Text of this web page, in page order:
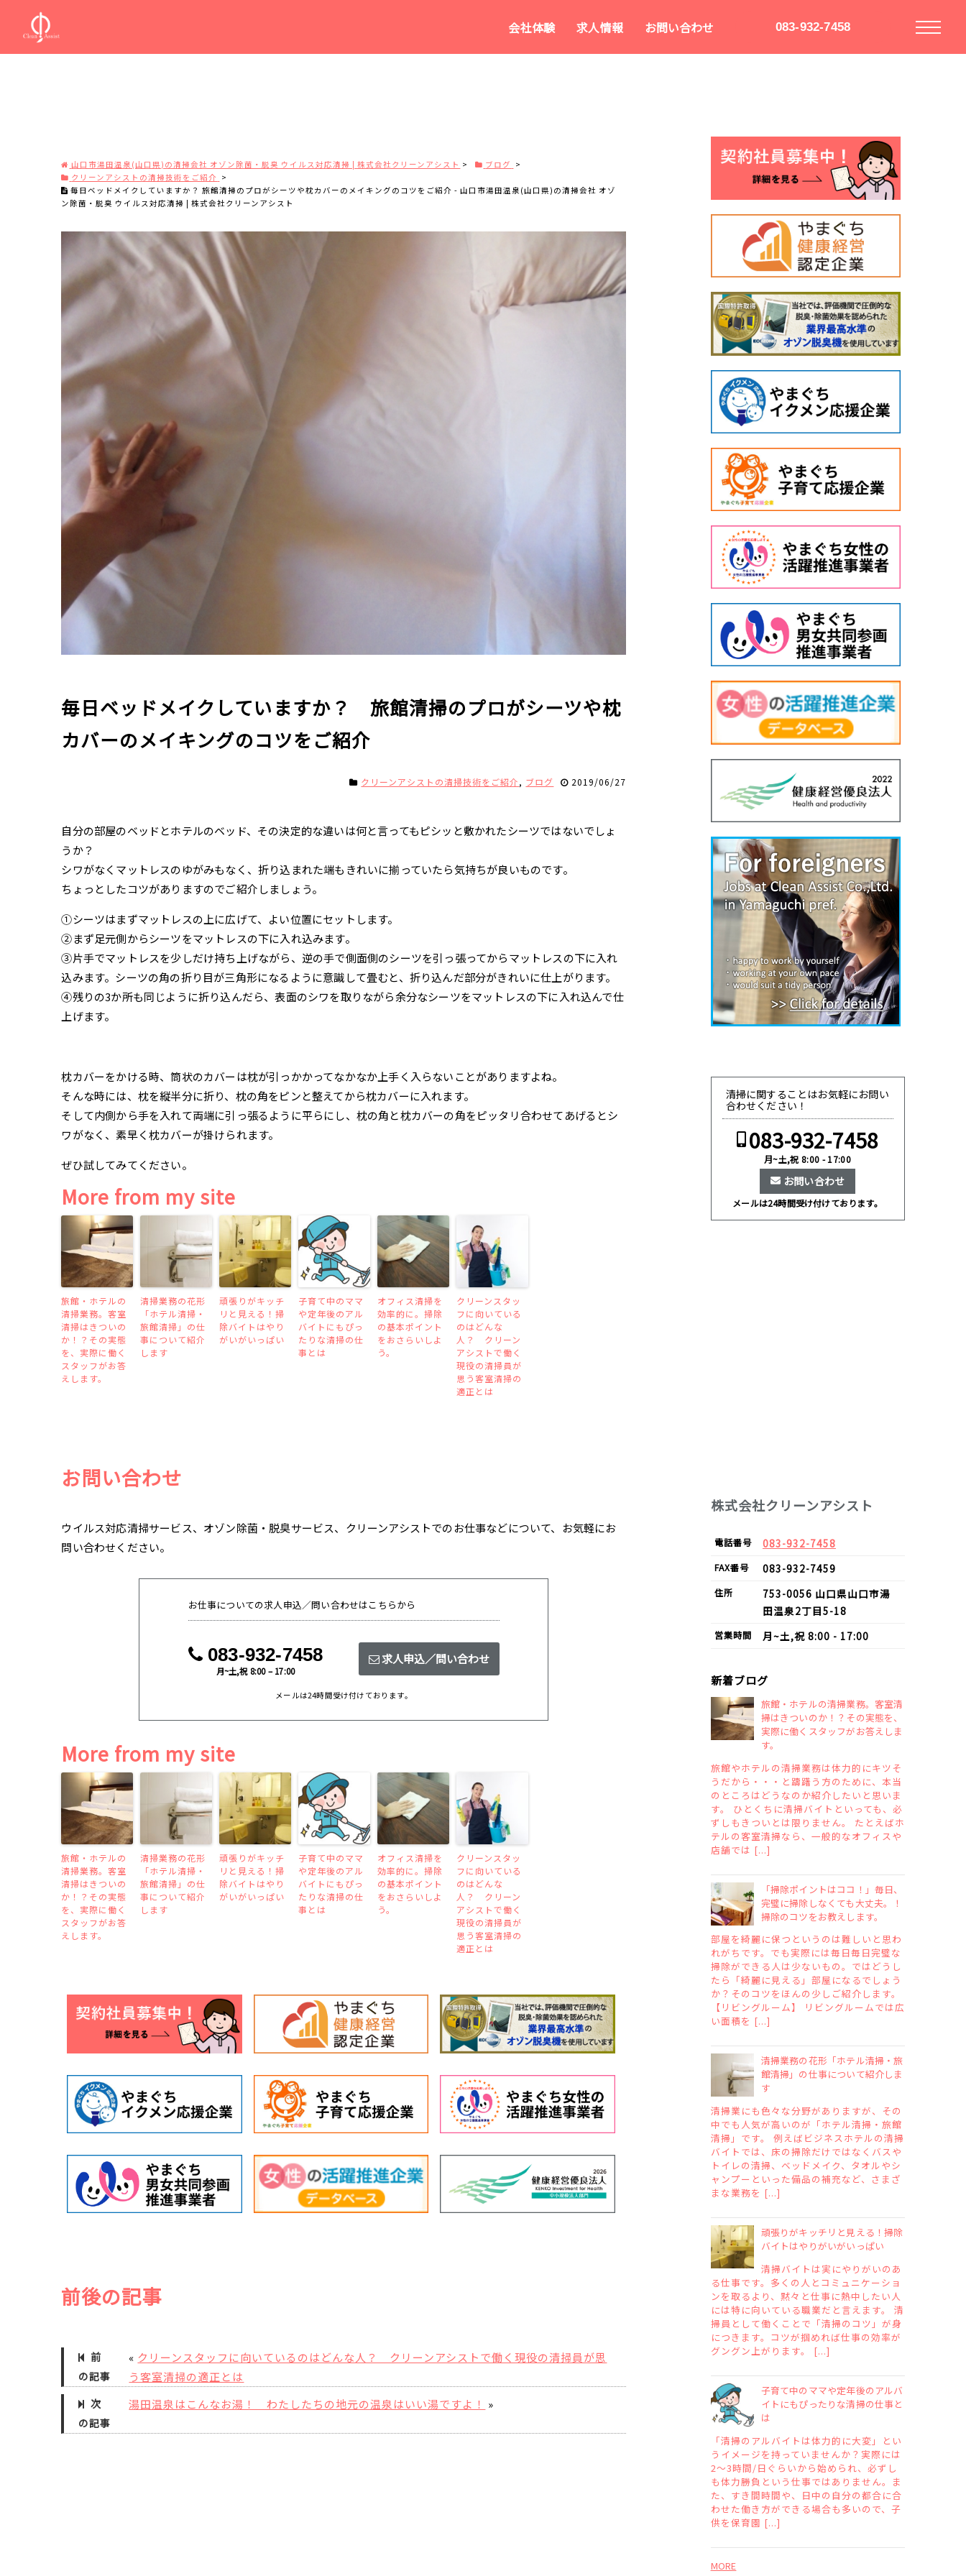
083-932-7458
会社体験 求人情報 お問い合わせ
山口市湯田温泉(山口県)の清掃会社 オゾン除菌・脱臭 ウイルス対応清掃 | 株式会社クリーンアシスト > ブログ >
クリーンアシストの清掃技術をご紹介 >
毎日ベッドメイクしていますか？ 旅館清掃のプロがシーツや枕カバーのメイキングのコツをご紹介 - 山口市湯田温泉(山口県)の清掃会社 オゾ
ン除菌・脱臭 ウイルス対応清掃 | 株式会社クリーンアシスト
毎日ベッドメイクしていますか？ 旅館清掃のプロがシーツや枕
カバーのメイキングのコツをご紹介
2019/06/27
クリーンアシストの清掃技術をご紹介, ブログ
自分の部屋のベッドとホテルのベッド、その決定的な違いは何と言ってもピシッと敷かれたシーツではないでしょ
うか？
シワがなくマットレスのゆがみもなく、折り込まれた端もきれいに揃っていたら気持ちが良いものです。
ちょっとしたコツがありますのでご紹介しましょう。
①シーツはまずマットレスの上に広げて、よい位置にセットします。
②まず足元側からシーツをマットレスの下に入れ込みます。
③片手でマットレスを少しだけ持ち上げながら、逆の手で側面側のシーツを引っ張ってからマットレスの下に入れ
込みます。シーツの角の折り目が三角形になるように意識して畳むと、折り込んだ部分がきれいに仕上がります。
④残りの3か所も同じように折り込んだら、表面のシワを取りながら余分なシーツをマットレスの下に入れ込んで仕
上げます。
枕カバーをかける時、筒状のカバーは枕が引っかかってなかなか上手く入らないことがありますよね。
そんな時には、枕を縦半分に折り、枕の角をピンと整えてから枕カバーに入れます。
そして内側から手を入れて両端に引っ張るように平らにし、枕の角と枕カバーの角をピッタリ合わせてあげるとシ
ワがなく、素早く枕カバーが掛けられます。
ぜひ試してみてください。
More from my site
旅館・ホテルの
清掃業務。客室
清掃はきついの
か！？その実態
を、実際に働く
スタッフがお答
えします。
清掃業務の花形
「ホテル清掃・
旅館清掃」の仕
事について紹介
します
頑張りがキッチ
リと見える！掃
除バイトはやり
がいがいっぱい
子育て中のママ
や定年後のアル
バイトにもぴっ
たりな清掃の仕
事とは
オフィス清掃を
効率的に。掃除
の基本ポイント
をおさらいしよ
う。
クリーンスタッ
フに向いている
のはどんな
人？ クリーン
アシストで働く
現役の清掃員が
思う客室清掃の
適正とは
お問い合わせ
ウイルス対応清掃サービス、オゾン除菌・脱臭サービス、クリーンアシストでのお仕事などについて、お気軽にお
問い合わせください。
お仕事についての求人申込／問い合わせはこちらから
083-932-7458
月~土,祝 8:00 – 17:00
求人申込／問い合わせ
メールは24時間受け付けております。
More from my site
旅館・ホテルの
清掃業務。客室
清掃はきついの
か！？その実態
を、実際に働く
スタッフがお答
えします。
清掃業務の花形
「ホテル清掃・
旅館清掃」の仕
事について紹介
します
頑張りがキッチ
リと見える！掃
除バイトはやり
がいがいっぱい
子育て中のママ
や定年後のアル
バイトにもぴっ
たりな清掃の仕
事とは
オフィス清掃を
効率的に。掃除
の基本ポイント
をおさらいしよ
う。
クリーンスタッ
フに向いている
のはどんな
人？ クリーン
アシストで働く
現役の清掃員が
思う客室清掃の
適正とは
前後の記事
前
の記事
« クリーンスタッフに向いているのはどんな人？ クリーンアシストで働く現役の清掃員が思
う客室清掃の適正とは
次
の記事
湯田温泉はこんなお湯！ わたしたちの地元の温泉はいい湯ですよ！ »
清掃に関することはお気軽にお問い
合わせください！
083-932-7458
月~土,祝 8:00 - 17:00
お問い合わせ
メールは24時間受け付けております。
株式会社クリーンアシスト
電話番号 083-932-7458
FAX番号 083-932-7459
住所 753-0056 山口県山口市湯
田温泉2丁目5-18
営業時間 月~土,祝 8:00 - 17:00
新着ブログ
旅館・ホテルの清掃業務。客室清
掃はきついのか！？その実態を、
実際に働くスタッフがお答えしま
す。
旅館やホテルの清掃業務は体力的にキツそ
うだから・・・と躊躇う方のために、本当
のところはどうなのか紹介したいと思いま
す。 ひとくちに清掃バイトといっても、必
ずしもきついとは限りません。 たとえばホ
テルの客室清掃なら、一般的なオフィスや
店舗では [...]
「掃除ポイントはココ！」毎日、
完璧に掃除しなくても大丈夫。！
掃除のコツをお教えします。
部屋を綺麗に保つというのは難しいと思わ
れがちです。でも実際には毎日毎日完璧な
掃除ができる人は少ないもの。ではどうし
たら「綺麗に見える」部屋になるでしょう
か？そのコツをほんの少しご紹介します。
【リビングルーム】 リビングルームでは広
い面積を [...]
清掃業務の花形「ホテル清掃・旅
館清掃」の仕事について紹介しま
す
清掃業にも色々な分野がありますが、その
中でも人気が高いのが「ホテル清掃・旅館
清掃」です。 例えばビジネスホテルの清掃
バイトでは、床の掃除だけではなくバスや
トイレの清掃、ベッドメイク、タオルやシ
ャンプーといった備品の補充など、さまざ
まな業務を [...]
頑張りがキッチリと見える！掃除
バイトはやりがいがいっぱい
清掃バイトは実にやりがいのあ
る仕事です。多くの人とコミュニケーショ
ンを取るより、黙々と仕事に熱中したい人
には特に向いている職業だと言えます。 清
掃員として働くことで「清掃のコツ」が身
につきます。コツが掴めれば仕事の効率が
グングン上がります。 [...]
子育て中のママや定年後のアルバ
イトにもぴったりな清掃の仕事と
は
「清掃のアルバイトは体力的に大変」とい
うイメージを持っていませんか？実際には
2～3時間/日ぐらいから始められ、必ずし
も体力勝負という仕事ではありません。ま
た、すき間時間や、日中の自分の都合に合
わせた働き方ができる場合も多いので、子
供を保育園 [...]
MORE